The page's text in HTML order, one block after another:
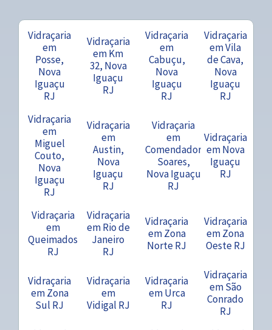
Vidraçaria
em
Posse,
Nova
Iguaçu
RJ
Vidraçaria
em Km
32, Nova
Iguaçu
RJ
Vidraçaria
em
Cabuçu,
Nova
Iguaçu
RJ
Vidraçaria
em Vila
de Cava,
Nova
Iguaçu
RJ
Vidraçaria
em
Miguel
Couto,
Nova
Iguaçu
RJ
Vidraçaria
em
Austin,
Nova
Iguaçu
RJ
Vidraçaria
em
Comendador
Soares,
Nova Iguaçu
RJ
Vidraçaria
em Nova
Iguaçu
RJ
Vidraçaria
em
Queimados
RJ
Vidraçaria
em Rio de
Janeiro
RJ
Vidraçaria
em Zona
Norte RJ
Vidraçaria
em Zona
Oeste RJ
Vidraçaria
em Zona
Sul RJ
Vidraçaria
em
Vidigal RJ
Vidraçaria
em Urca
RJ
Vidraçaria
em São
Conrado
RJ